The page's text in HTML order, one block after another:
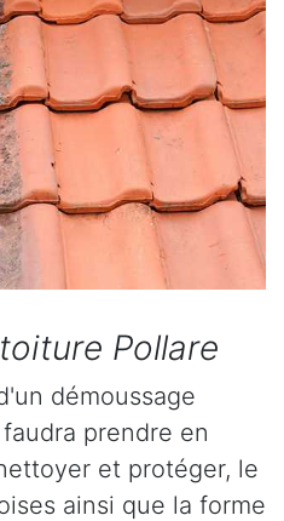
Pollare
démoussage
prendre en
et protéger, le
ainsi que la forme